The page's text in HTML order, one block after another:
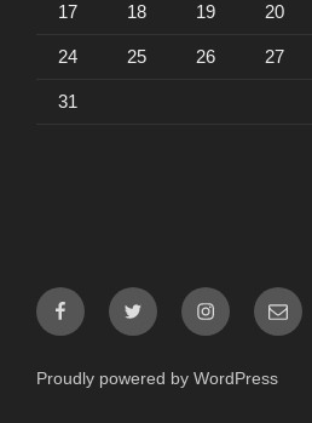
17 18 19 20
24 25 26 27
31
FacebookTwitter Instagramメ
ー
Proudly powered by WordPress